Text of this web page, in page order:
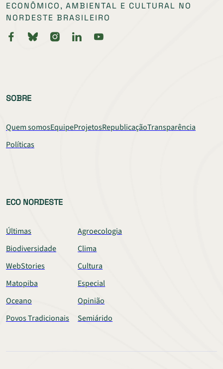
ECONÔMICO, AMBIENTAL E CULTURAL NO
NORDESTE BRASILEIRO
SOBRE
Quem somosEquipeProjetosRepublicaçãoTransparência
Políticas
ECO NORDESTE
Últimas
Agroecologia
Biodiversidade
Clima
WebStories
Cultura
Matopiba
Especial
Oceano
Opinião
Povos Tradicionais
Semiárido